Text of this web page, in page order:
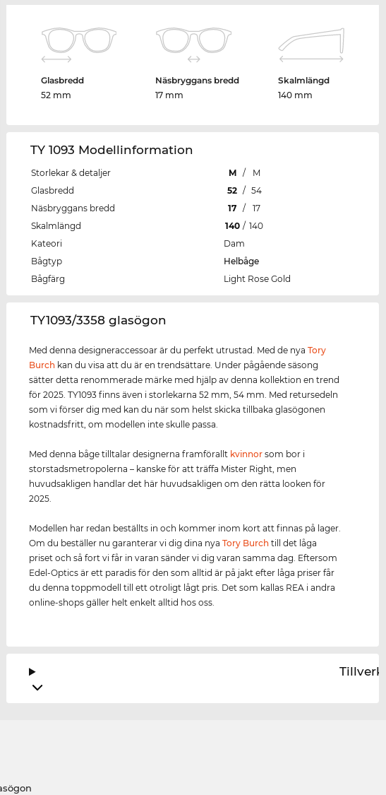
Glasbredd
52 mm
Näsbryggans bredd
17 mm
Skalmlängd
140 mm
TY 1093 Modellinformation
Storlekar & detaljer M /
M
Glasbredd
52 / 54
Näsbryggans bredd
17 /
17
Skalmlängd
140 / 140
Kateori
Dam
Bågtyp
Helbåge
Bågfärg
Light Rose Gold
‌TY1093/3358 glasögon
Med denna designeraccessoar är du perfekt utrustad. Med de nyaTory
Burch kan du visa att du är en trendsättare. Under pågående säsong
sätter detta renommerade märke med hjälp av denna kollektion en trend
för 2025. TY1093 finns även i storlekarna 52 mm, 54 mm. Med retursedeln
som vi förser dig med kan du när som helst skicka tillbaka glasögonen
kostnadsfritt, om modellen inte skulle passa.
Med denna båge tilltalar designerna framförallt kvinnor som bor i
storstadsmetropolerna – kanske för att träffa Mister Right, men
huvudsakligen handlar det här huvudsakligen om den rätta looken för
2025.
Modellen har redan beställts in och kommer inom kort att finnas på lager.
Om du beställer nu garanterar vi dig dina nyaTory Burch till det låga
priset och så fort vi får in varan sänder vi dig varan samma dag. Eftersom
Edel-Optics är ett paradis för den som alltid är på jakt efter låga priser får
du denna toppmodell till ett otroligt lågt pris. Det som kallas REA i andra
online-shops gäller helt enkelt alltid hos oss.